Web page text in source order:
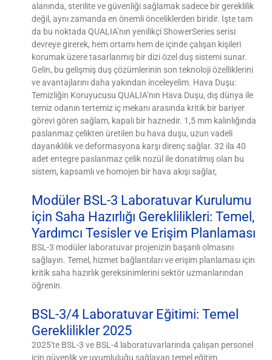
alanında, sterilite ve güvenliği sağlamak sadece bir gereklilik
değil, aynı zamanda en önemli önceliklerden biridir. İşte tam
da bu noktada QUALIA’nın yenilikçi ShowerSeries serisi
devreye girerek, hem ortamı hem de içinde çalışan kişileri
korumak üzere tasarlanmış bir dizi özel duş sistemi sunar.
Gelin, bu gelişmiş duş çözümlerinin son teknoloji özelliklerini
ve avantajlarını daha yakından inceleyelim. Hava Duşu:
Temizliğin Koruyucusu QUALIA’nın Hava Duşu, dış dünya ile
temiz odanın tertemiz iç mekanı arasında kritik bir bariyer
görevi gören sağlam, kapalı bir haznedir. 1,5 mm kalınlığında
paslanmaz çelikten üretilen bu hava duşu, uzun vadeli
dayanıklılık ve deformasyona karşı direnç sağlar. 32 ila 40
adet entegre paslanmaz çelik nozül ile donatılmış olan bu
sistem, kapsamlı ve homojen bir hava akışı sağlar,
Modüler BSL-3 Laboratuvar Kurulumu
için Saha Hazırlığı Gereklilikleri: Temel,
Yardımcı Tesisler ve Erişim Planlaması
BSL-3 modüler laboratuvar projenizin başarılı olmasını
sağlayın. Temel, hizmet bağlantıları ve erişim planlaması için
kritik saha hazırlık gereksinimlerini sektör uzmanlarından
öğrenin.
BSL-3/4 Laboratuvar Eğitimi: Temel
Gereklilikler 2025
2025'te BSL-3 ve BSL-4 laboratuvarlarında çalışan personel
için güvenlik ve uyumluluğu sağlayan temel eğitim